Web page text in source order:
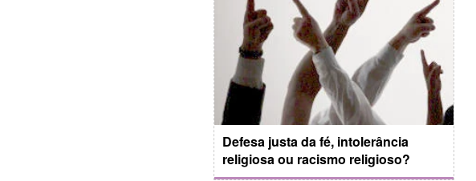
Defesa justa da fé, intolerância
religiosa ou racismo religioso?